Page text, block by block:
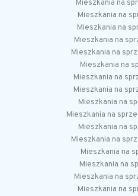
Mieszkania na
Mieszkania na
Mieszkania na
Mieszkania na
Mieszkania na
Mieszkania na
Mieszkania na
Mieszkania na
Mieszkania na
Mieszkania na
Mieszkania na
Mieszkania na
Mieszkania na
Mieszkania na
Mieszkania na
Mieszkania na